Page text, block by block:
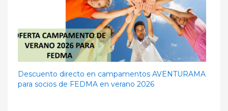
Descuento directo en campamentos AVENTURAMA
para socios de FEDMA en verano 2026